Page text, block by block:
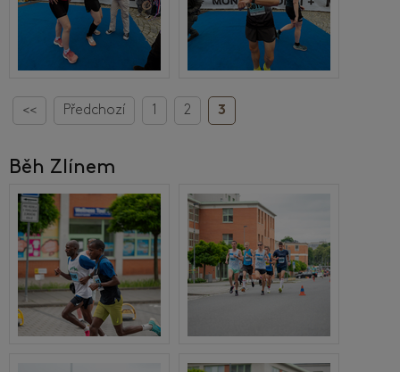
<< Předchozí 1 2 3
Běh Zlínem